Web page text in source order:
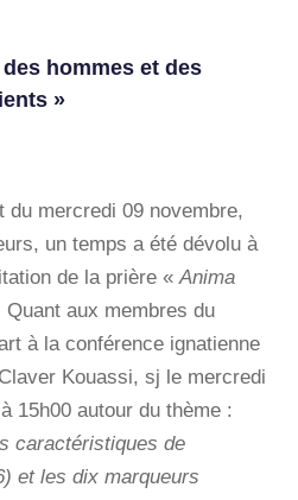
hommes et des
»
du mercredi 09 novembre,
un temps a été dévolu à
de la prière «Anima
aux membres du
à la conférence ignatienne
Kouassi, sj le mercredi
15h00 autour du thème :
caractéristiques de
et les dix marqueurs